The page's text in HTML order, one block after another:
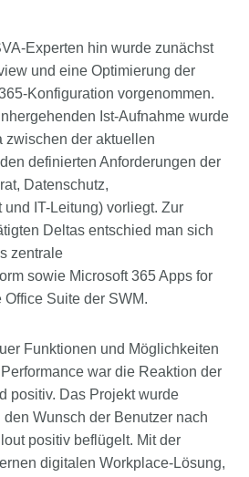
Experten hin wurde zunächst
und eine Optimierung der
Konfiguration vorgenommen.
Ist-Aufnahme wurde
zwischen der aktuellen
definierten Anforderungen der
Datenschutz,
und IT-Leitung) vorliegt. Zur
Deltas entschied man sich
zentrale
sowie Microsoft 365 Apps for
Suite der SWM.
Funktionen und Möglichkeiten
war die Reaktion der
positiv. Das Projekt wurde
Wunsch der Benutzer nach
positiv beflügelt. Mit der
digitalen Workplace-Lösung,